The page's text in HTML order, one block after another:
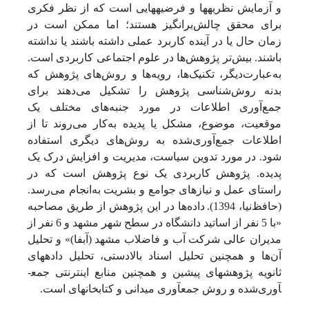
و آزمایش نظریه­ها و فرضیه­هایی است که از نظر فکری
برای محقق چالش‌برانگیز هستند؛ اما ممکن است در
زمان حال یا در آینده کاربرد عملی داشته باشند یا نداشته
باشند. بیش‌تر پژوهش‌ها در علوم اجتماعی کاربردی است.
به‌عبارت‌دیگر، تکنیک‌ها، رویه‌ها و روش‌های پژوهش که
بدنه روش‌شناسی پژوهش را تشکیل می‌دهند برای
جمع‌آوری اطلاعات در مورد جنبه‌های مختلف یک
موقعیت، موضوع، مشکل یا پدیده به‌کار می‌روند تا از
اطلاعات جمع‌آوری‌شده به روش‌های دیگری استفاده
شود. در مورد تدوین سیاست، مدیریت و افزایش درک یک
پدیده. پژوهش کاربردی
یک نوع پژوهش است که در
راستای عمل و نیازهای جوامع و بشریت به‌انجام می‌رسد.
(حافظ‌نیا، 1394).
داده‌ها در این پژوهش از طریق مصاحبه
«با 5 نفر از اساتید دانشگاه در سطح شهر مشهد و 6 نفر از
مدیران عالی شرکت آب و فاضلاب مشهد (آبفا)» و تحلیل
آن‌ها و همچنین تحلیل اسناد بالادستی، تحلیل داده­های
ثانویه پژوهش­های پیشین و همچنین منابع اینترنتی جمع­
آوری‌شده و روش جمع­آوری میدانی و کتابخانه­ای است.